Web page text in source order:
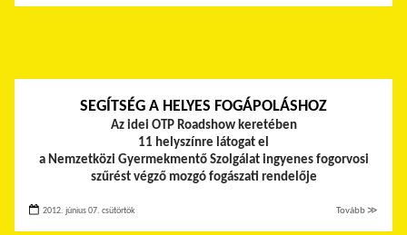
SEGÍTSÉG A HELYES FOGÁPOLÁSHOZ
Az idei OTP Roadshow keretében
11 helyszínre látogat el
a Nemzetközi Gyermekmentő Szolgálat ingyenes fogorvosi
szűrést végző mozgó fogászati rendelője
2012. június 07. csütörtök Tovább ≫